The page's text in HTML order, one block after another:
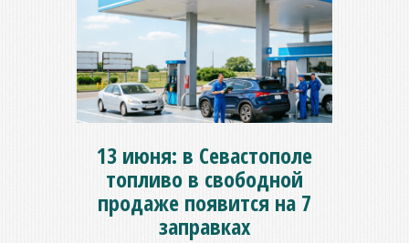
13 июня: в Севастополе
топливо в свободной
продаже появится на 7
заправках